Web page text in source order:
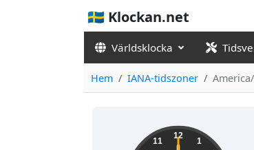
🇸🇪 Klockan.net
Världsklocka
Hem IANA-tidszoner
12
1
11